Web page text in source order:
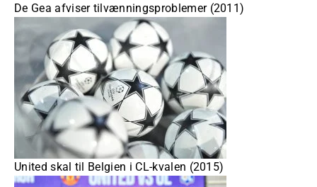
De Gea afviser tilvænningsproblemer (2011)
United skal til Belgien i CL-kvalen (2015)